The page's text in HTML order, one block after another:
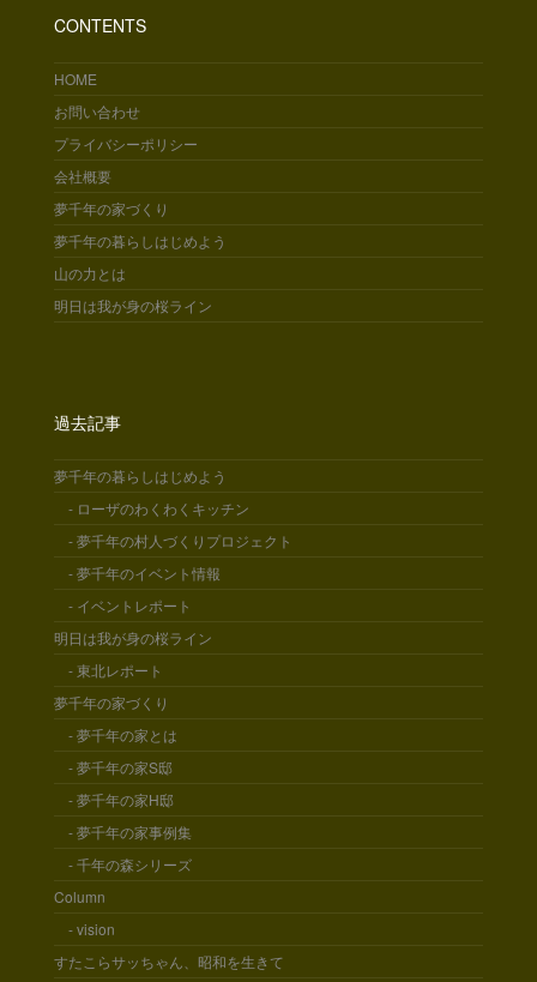
CONTENTS
HOME
お問い合わせ
プライバシーポリシー
会社概要
夢千年の家づくり
夢千年の暮らしはじめよう
山の力とは
明日は我が身の桜ライン
過去記事
夢千年の暮らしはじめよう
- ローザのわくわくキッチン
- 夢千年の村人づくりプロジェクト
- 夢千年のイベント情報
- イベントレポート
明日は我が身の桜ライン
- 東北レポート
夢千年の家づくり
- 夢千年の家とは
- 夢千年の家S邸
- 夢千年の家H邸
- 夢千年の家事例集
- 千年の森シリーズ
Column
- vision
すたこらサッちゃん、昭和を生きて